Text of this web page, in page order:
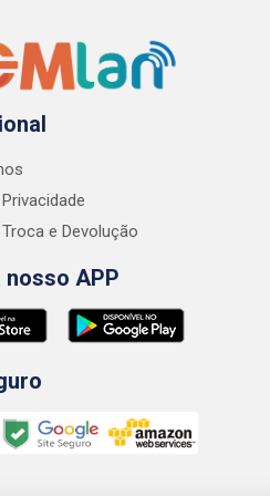
e Devolução
nosso APP